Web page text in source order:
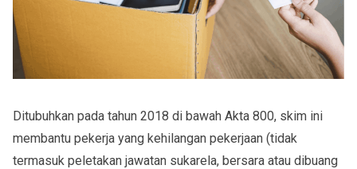
Ditubuhkan pada tahun 2018 di bawah Akta 800, skim ini
membantu pekerja yang kehilangan pekerjaan (tidak
termasuk peletakan jawatan sukarela, bersara atau dibuang